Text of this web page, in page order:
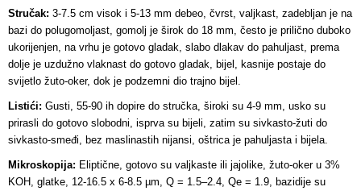
Stručak: 3-7.5 cm visok i 5-13 mm debeo, čvrst, valjkast, zadebljan je na
bazi do polugomoljast, gomolj je širok do 18 mm, često je prilično duboko
ukorijenjen, na vrhu je gotovo gladak, slabo dlakav do pahuljast, prema
dolje je uzdužno vlaknast do gotovo gladak, bijel, kasnije postaje do
svijetlo žuto-oker, dok je podzemni dio trajno bijel.
Listići: Gusti, 55-90 ih dopire do stručka, široki su 4-9 mm, usko su
prirasli do gotovo slobodni, isprva su bijeli, zatim su sivkasto-žuti do
sivkasto-smeđi, bez maslinastih nijansi, oštrica je pahuljasta i bijela.
Mikroskopija: Eliptične, gotovo su valjkaste ili jajolike, žuto-oker u 3%
KOH, glatke, 12-16.5 x 6-8.5 µm, Q = 1.5–2.4, Qe = 1.9, bazidije su